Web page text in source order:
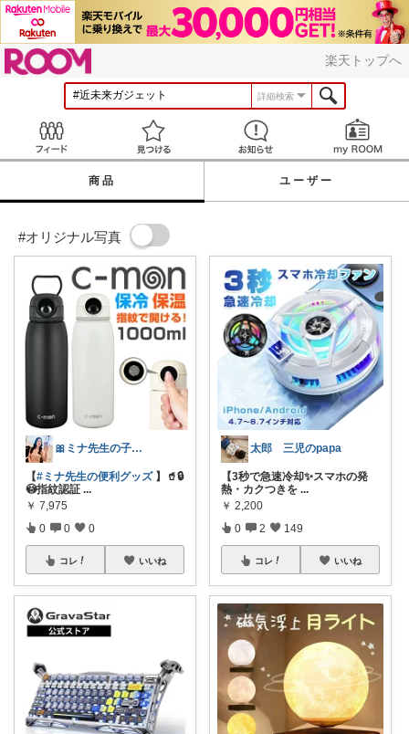
楽天トップへ
詳細検索
見つける お知らせ
商品 ユーザー
#オリジナル写真
🎀ミナ先生の子育てグッズ⸜🌷︎⸝‍
【#ミナ先生の便利グッズ】🥤🔒
😳指紋認証 ...
￥ 7,975
0 0 0
コレ いいね
太郎 三児のpapa
【3秒で急速冷却✨スマホの発
熱・カクつきを ...
￥ 2,200
0 2 149
コレ いいね